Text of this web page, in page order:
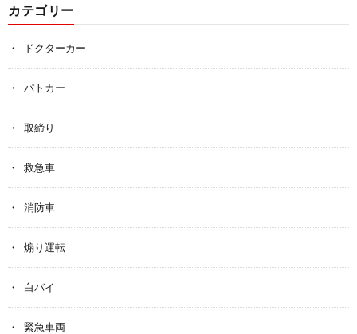
カテゴリー
ドクターカー
パトカー
取締り
救急車
消防車
煽り運転
白バイ
緊急車両